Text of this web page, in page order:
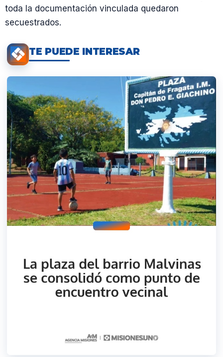
toda la documentación vinculada quedaron
secuestrados.
TE PUEDE INTERESAR